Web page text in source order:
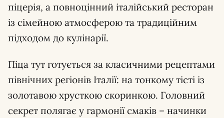
піцерія, а повноцінний італійський ресторан
із сімейною атмосферою та традиційним
підходом до кулінарії.
Піца тут готується за класичними рецептами
північних регіонів Італії: на тонкому тісті із
золотавою хрусткою скоринкою. Головний
секрет полягає у гармонії смаків – начинки